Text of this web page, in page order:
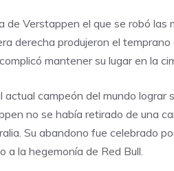
Verstappen el que se robó las
derecha produjeron el
mantener su lugar en la
campeón del mundo
no se había retirado de una
Su abandono fue celebrado
a la hegemonía de Red Bull.